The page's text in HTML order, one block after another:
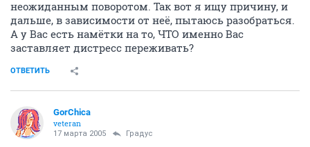
неожиданным поворотом. Так вот я ищу причину, и
дальше, в зависимости от неё, пытаюсь разобраться.
А у Вас есть намётки на то, ЧТО именно Вас
заставляет дистресс переживать?
ОТВЕТИТЬ
GorChica
veteran
17 марта 2005 Градус